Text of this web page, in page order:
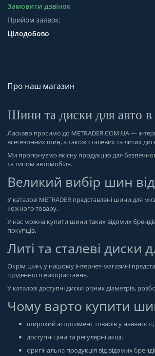
Замовити дзвінок
Прийом заявок:
Цілодобово
Про наш магазин
Шини та диски для авто в
Ласкаво просимо до METRADER.COM.UA—
всесезонних шин, а також сталевих та литих
Ми пропонуємо якісну продукцію для
та типом автомобіля.
Великий вибір шин
У каталозі METRADER представлені шини для
кожного товару.
У нас можна купити шини таких відомих
покупців.
Литі та сталеві диски
Окрім шин, у нашому інтернет-магазині
щоденного використання.
У каталозі доступні диски різних діаметрів,
Чому варто купити
широкий асортимент товарів у наявності;
доступні ціни та регулярні акції;
оригінальна продукція від відомих